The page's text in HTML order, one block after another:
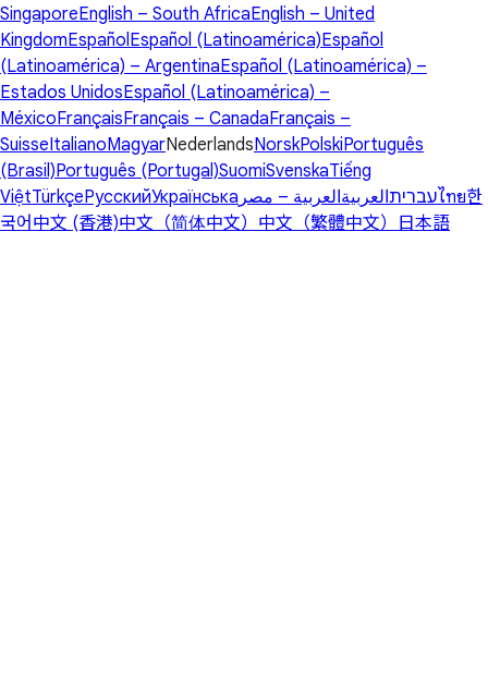
SingaporeEnglish – South AfricaEnglish – United
KingdomEspañol Español (Latinoamérica)Español
(Latinoamérica) – ArgentinaEspañol (Latinoamérica) –
Estados UnidosEspañol (Latinoamérica) –
MéxicoFrançaisFrançais – CanadaFrançais –
SuisseItalianoMagyarNederlandsNorskPolskiPortuguês
(Brasil)Português (Portugal)SuomiSvenskaTiếng
ViệtTürkçeРусскийУкраїнська עבריתالعربيةالعربية – مصر ไทย한
국어 中文 (香港)中文（简体中文） 中文（繁體中文） 日本語